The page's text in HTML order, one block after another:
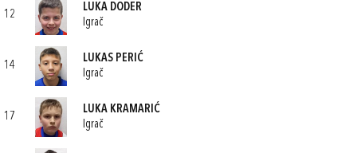
12
LUKA DODER
Igrač
14
LUKAS PERIĆ
Igrač
17
LUKA KRAMARIĆ
Igrač